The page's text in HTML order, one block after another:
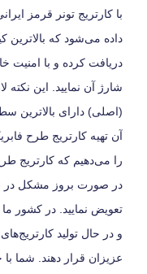
داده می‌شود که بالاترین
دریافت کرده و با امنیت
شارژ آن نمایید. این نکته
(اصلی) دارای بالاترین
آن تهیه کارتریج طرح
را می‌دهیم که کارتریج
در صورت بروز مشکل در
تعویض نمایید. در کشور ما
و در حال تولید کارتریج‌های
عزیزان قرار دهند. شما با